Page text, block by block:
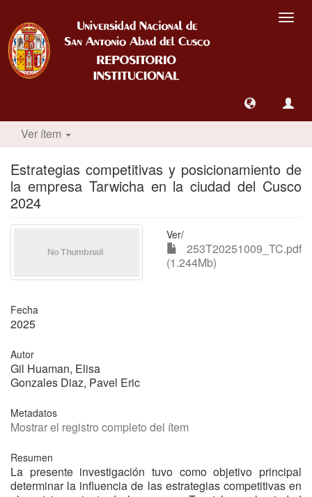
Ver ítem
Estrategias competitivas y posicionamiento de
la empresa Tarwicha en la ciudad del Cusco
2024
Ver/
253T20251009_TC.pdf
(1.244Mb)
Fecha
2025
Autor
Gil Huaman, Elisa
Gonzales Diaz, Pavel Eric
Metadatos
Mostrar el registro completo del ítem
Resumen
La presente investigación tuvo como objetivo principal
determinar la influencia de las estrategias competitivas en